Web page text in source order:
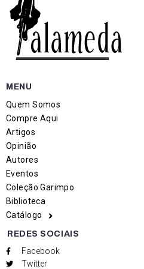
MENU
Quem Somos
Compre Aqui
Artigos
Opinião
Autores
Eventos
Coleção Garimpo
Biblioteca
Catálogo
REDES SOCIAIS
Facebook
Twitter